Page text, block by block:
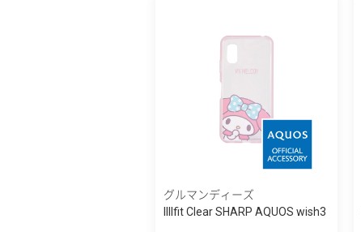
グルマンディーズ
IIIIfit Clear SHARP AQUOS wish3